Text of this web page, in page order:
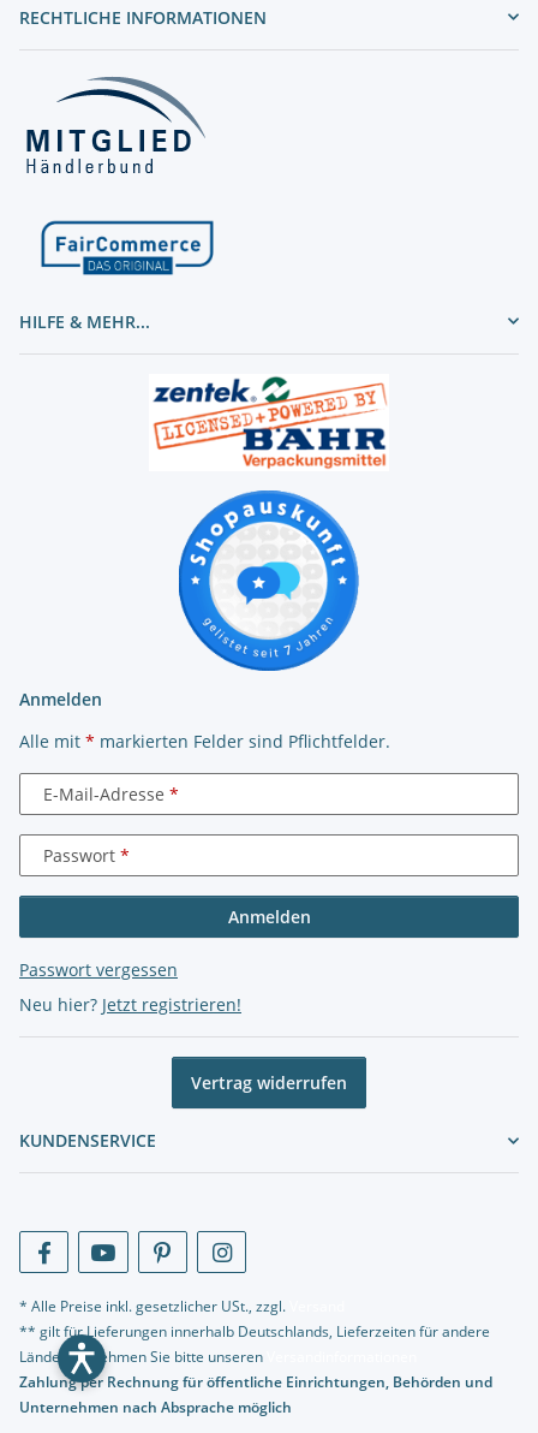
RECHTLICHE INFORMATIONEN
HILFE & MEHR...
Anmelden
Alle mit * markierten Felder sind Pflichtfelder.
E-Mail-Adresse
Passwort
Anmelden
Passwort vergessen
Neu hier? Jetzt registrieren!
Vertrag widerrufen
KUNDENSERVICE
* Alle Preise inkl. gesetzlicher USt., zzgl.
** gilt für Lieferungen innerhalb Deutschlands, Lieferzeiten für andere
Länder entnehmen Sie bitte unseren
Zahlung per Rechnung für öffentliche Einrichtungen, Behörden und
Unternehmen nach Absprache möglich